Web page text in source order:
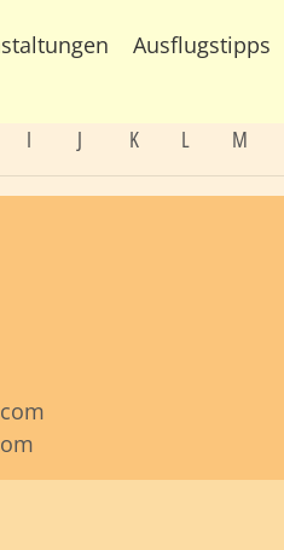
Ausflugstipps
I J K L M